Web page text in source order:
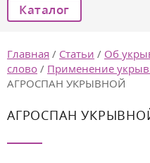
Каталог
Главная / Статьи / Об
слово / Применение
АГРОСПАН УКРЫВНОЙ
АГРОСПАН